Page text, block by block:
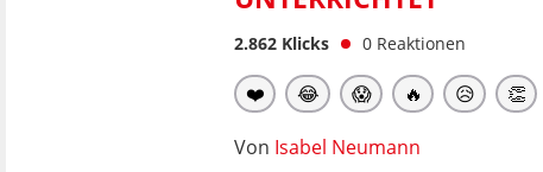
2.862 Klicks 0 Reaktionen
❤️ 😂 😱 🔥 😥 👏
Von Isabel Neumann